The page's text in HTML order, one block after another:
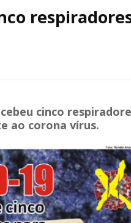
cinco
ao corona vírus.